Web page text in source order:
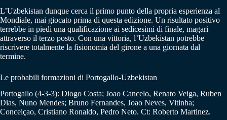
L’Uzbekistan dunque cerca il primo punto della propria esperienza al
Mondiale, mai giocato prima di questa edizione. Un risultato positivo
terrebbe in piedi una qualificazione ai sedicesimi di finale, magari
attraverso il terzo posto. Con una vittoria, l’Uzbekistan potrebbe
riscrivere totalmente la fisionomia del girone a una giornata dal
termine.
Le probabili formazioni di Portogallo-Uzbekistan
Portogallo (4-3-3): Diogo Costa; Joao Cancelo, Renato Veiga, Ruben
Dias, Nuno Mendes; Bruno Fernandes, Joao Neves, Vitinha;
Conceiçao, Cristiano Ronaldo, Pedro Neto. Ct: Roberto Martinez.